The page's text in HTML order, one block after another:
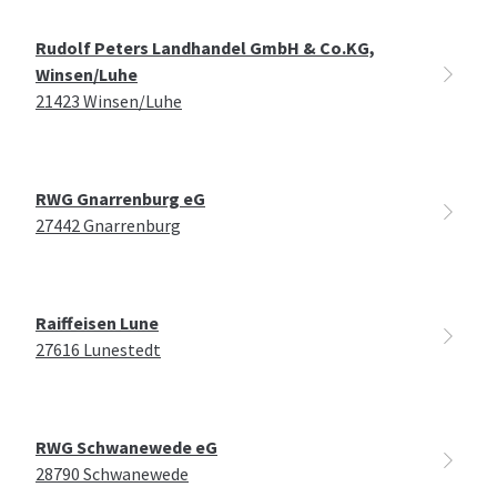
Rudolf Peters Landhandel GmbH & Co.KG,
Winsen/Luhe
21423 Winsen/Luhe
RWG Gnarrenburg eG
27442 Gnarrenburg
Raiffeisen Lune
27616 Lunestedt
RWG Schwanewede eG
28790 Schwanewede